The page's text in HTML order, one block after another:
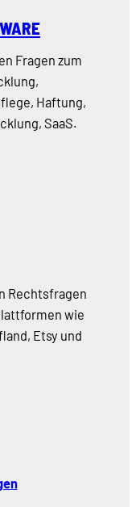
Fragen zum
Haftung,
SaaS.
Rechtsfragen
wie
Etsy und